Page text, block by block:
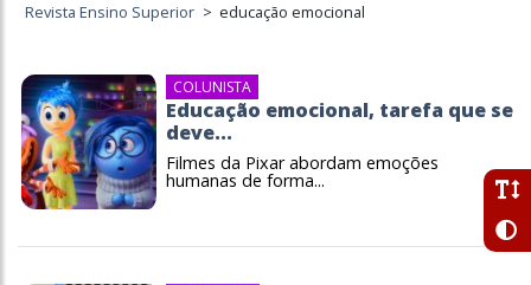
Revista Ensino Superior > educação emocional
COLUNISTA
Educação emocional, tarefa que se
deve...
Filmes da Pixar abordam emoções
humanas de forma...